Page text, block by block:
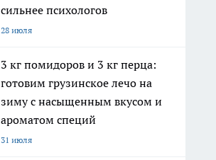
сильнее психологов
28 июля
3 кг помидоров и 3 кг перца:
готовим грузинское лечо на
зиму с насыщенным вкусом и
ароматом специй
31 июля